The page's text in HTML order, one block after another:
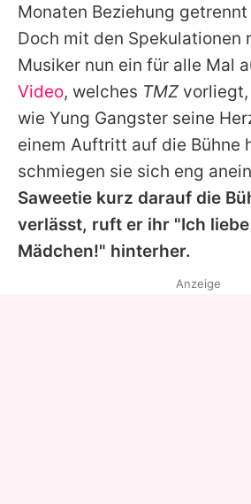
Utiq verwalten
Monaten Beziehung
Doch mit den Spekulationen
Musiker nun ein für alle Mal
Video, welches TMZ vorliegt,
wie Yung Gangster seine
einem Auftritt auf die Bühne
schmiegen sie sich eng
Saweetie kurz darauf die
verlässt, ruft er ihr "Ich
Mädchen!" hinterher.
Anzeige